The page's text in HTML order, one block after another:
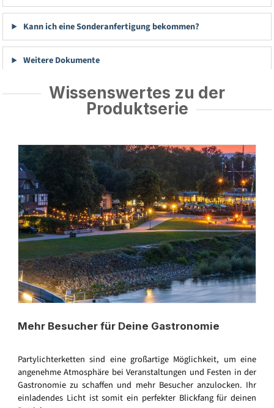
Kann ich eine Sonderanfertigung bekommen?
Weitere Dokumente
Wissenswertes zu der
Produktserie
Mehr Besucher für Deine Gastronomie
Partylichterketten sind eine großartige Möglichkeit, um eine
angenehme Atmosphäre bei Veranstaltungen und Festen in der
Gastronomie zu schaffen und mehr Besucher anzulocken. Ihr
einladendes Licht ist somit ein perfekter Blickfang für deinen